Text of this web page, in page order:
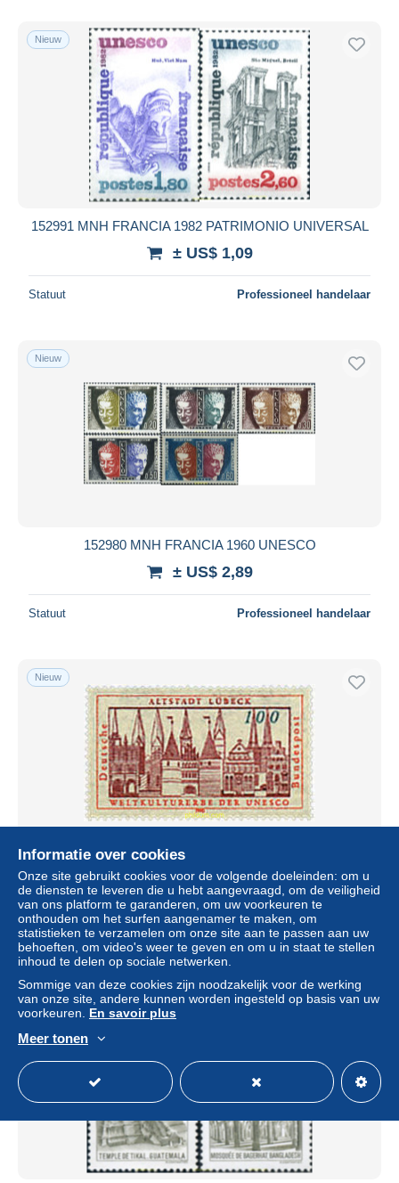
Nieuw
152991 MNH FRANCIA 1982 PATRIMONIO UNIVERSAL
± US$ 1,09
Statuut Professioneel handelaar
Nieuw
152980 MNH FRANCIA 1960 UNESCO
± US$ 2,89
Statuut Professioneel handelaar
Nieuw
145966 MNH ALEMANIA FEDERAL 1990 PATRIMONIO
DE LA HUMANIDAD, UNESCO
± US$ 2,02
Statuut Professioneel handelaar
Nieuw
Informatie over cookies
Onze site gebruikt cookies voor de volgende doeleinden: om u
de diensten te leveren die u hebt aangevraagd, om de veiligheid
van ons platform te garanderen, om uw voorkeuren te
onthouden om het surfen aangenamer te maken, om
statistieken te verzamelen om onze site aan te passen aan uw
behoeften, om video's weer te geven en om u in staat te stellen
inhoud te delen op sociale netwerken.
Sommige van deze cookies zijn noodzakelijk voor de werking
van onze site, andere kunnen worden ingesteld op basis van uw
voorkeuren. En savoir plus
Meer tonen